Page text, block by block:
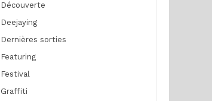
Découverte
Deejaying
Dernières sorties
Featuring
Festival
Graffiti